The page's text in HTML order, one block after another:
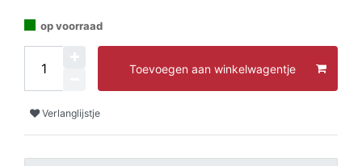
op voorraad
Toevoegen aan winkelwagentje
Verlanglijstje